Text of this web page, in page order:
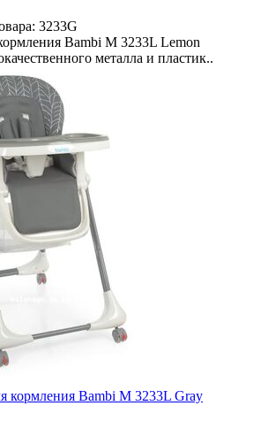
3233G
Bambi M 3233L Lemon
металла и пластик..
кормления Bambi M 3233L Gray